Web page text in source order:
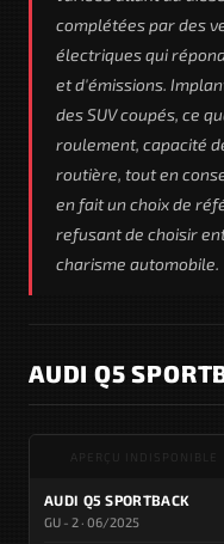
complétées par des
électriques qui
et d'émissions.
des SUV coupés, ce
roulement, capacité
routière, tout en
en fait un choix de
refusant de choisir
charisme automobile.
AUDI Q5
APERÇU INDISPONIBLE
AUDI Q5 SPORTBACK
GU - 2 · 06/2025